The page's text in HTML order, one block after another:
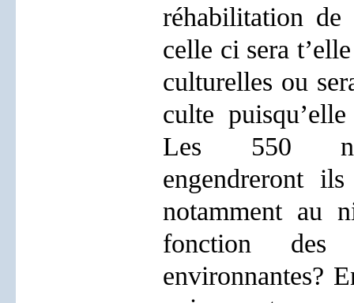
réhabilitation
celle ci sera
culturelles ou
culte
Les 550
engendreront
notamment au
fonction des
environnantes?